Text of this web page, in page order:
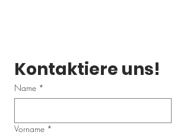
Kontaktiere uns!
Name *
Vorname *